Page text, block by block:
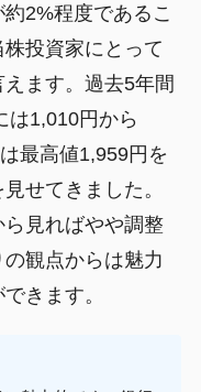
2%程度であるこ
投資家にとって
ます。過去5年間
は1,010円から
最高値1,959円を
せてきました。
見ればやや調整
観点からは魅力
きます。